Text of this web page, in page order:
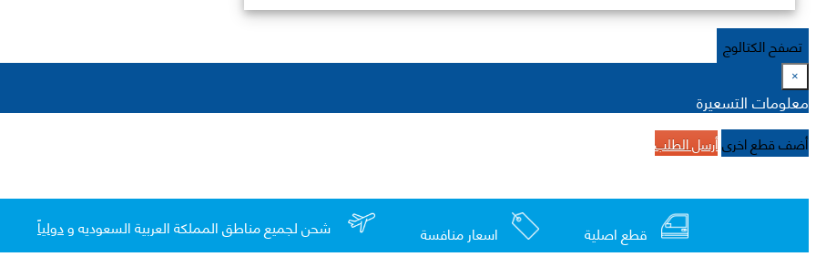
تصفح الكتالوج
×
معلومات التسعيرة
أضف قطع اخرىأرسل الطلب
قطع اصلية اسعار منافسة شحن لجميع مناطق المملكة العربية السعوديه ودولياً